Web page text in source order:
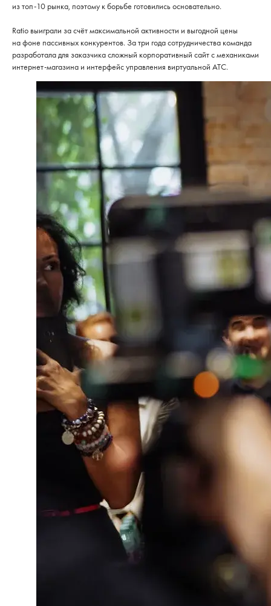
из топ-10 рынка, поэтому к борьбе готовились основательно.
Ratio выиграли за счёт максимальной активности и выгодной цены
на фоне пассивных конкурентов. За три года сотрудничества команда
разработала для заказчика сложный корпоративный сайт с механиками
интернет-магазина и интерфейс управления виртуальной АТС.